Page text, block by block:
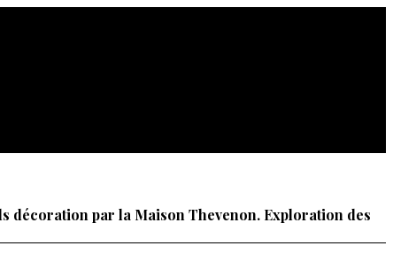
décoration par la Maison Thevenon. Exploration des